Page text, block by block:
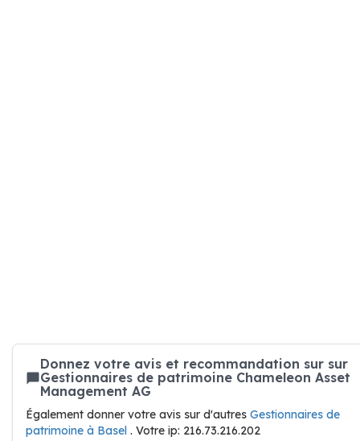
Donnez votre avis et recommandation sur sur
Gestionnaires de patrimoine Chameleon Asset
Management AG
Également donner votre avis sur d'autres Gestionnaires de
patrimoine à Basel . Votre ip: 216.73.216.202